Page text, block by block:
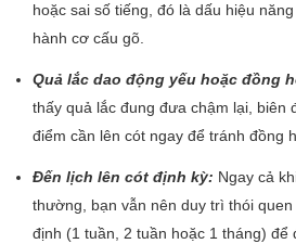
hoặc sai số tiếng, đó là dấu hiệu
hành cơ cấu gõ.
Quả lắc dao động yếu hoặc đồng
thấy quả lắc đung đưa chậm lại, biên
điểm cần lên cót ngay để tránh đồng
Đến lịch lên cót định kỳ: Ngay cả
thường, bạn vẫn nên duy trì thói
định (1 tuần, 2 tuần hoặc 1 tháng) để